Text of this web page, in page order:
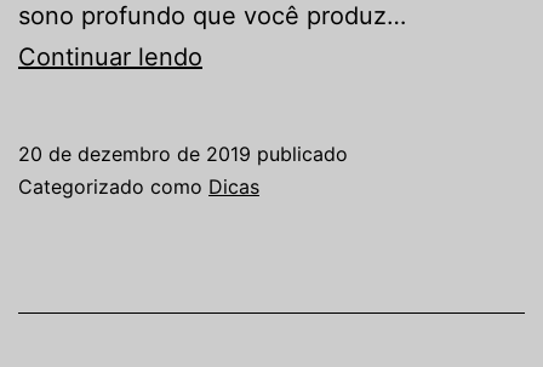
sono profundo que você produz…
Continuar lendo
Resolva
20 de dezembro de 2019 publicado
Categorizado como Dicas